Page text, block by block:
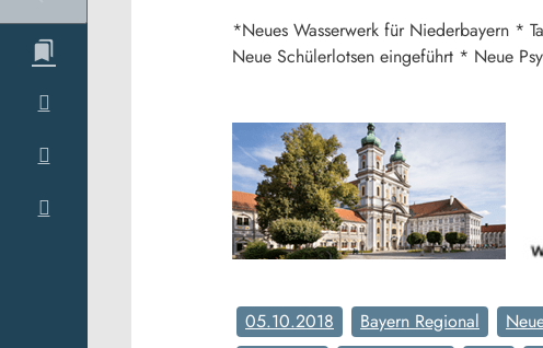
*Neues Wasserwerk für Niederbayern *
Neue Schülerlotsen eingeführt * Neue
05.10.2018 Bayern Regional